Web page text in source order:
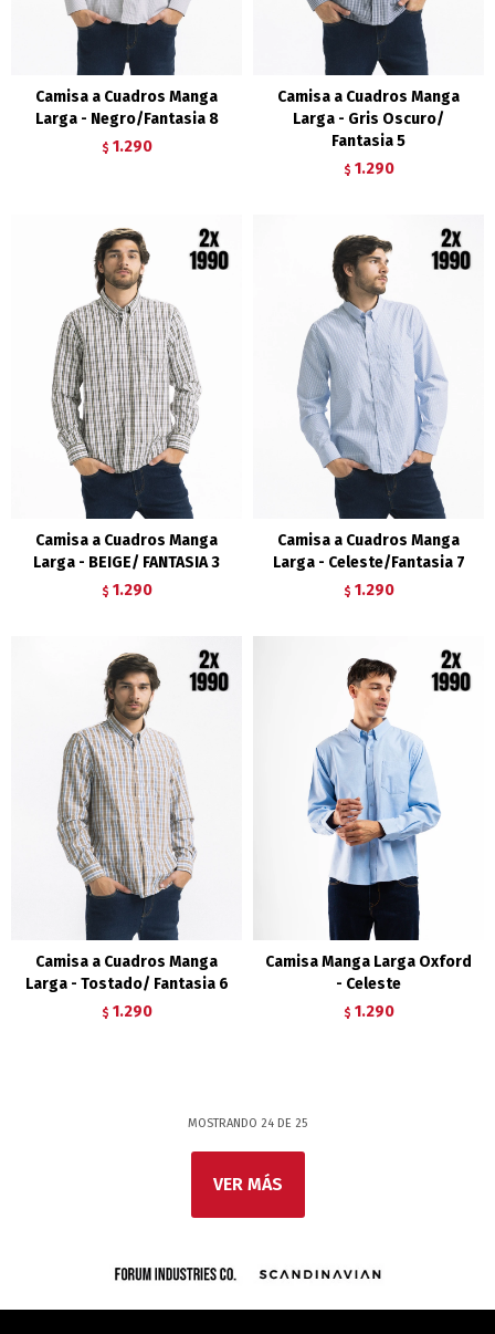
Camisa a Cuadros Manga
Larga - Negro/Fantasia 8
$ 1.290
Camisa a Cuadros Manga
Larga - Gris Oscuro/
Fantasia 5
$ 1.290
Camisa a Cuadros Manga
Larga - BEIGE/ FANTASIA 3
$ 1.290
Camisa a Cuadros Manga
Larga - Celeste/Fantasia 7
$ 1.290
Camisa a Cuadros Manga
Larga - Tostado/ Fantasia 6
$ 1.290
Camisa Manga Larga Oxford
- Celeste
$ 1.290
MOSTRANDO 24 DE 25
VER MÁS